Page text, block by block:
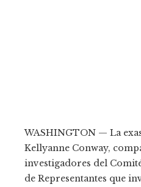
WASHINGTON — La
Kellyanne Conway,
investigadores del
de Representantes que